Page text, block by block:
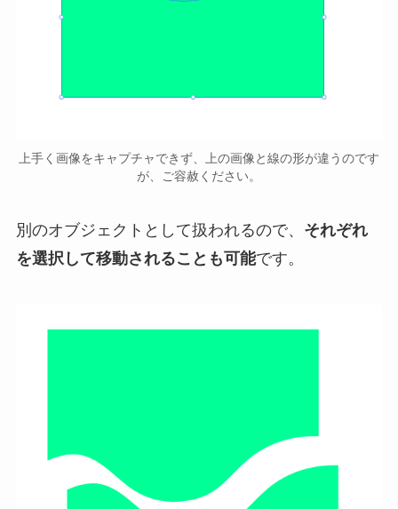
上手く画像をキャプチャできず、上の画像と線の形が違うのです
が、ご容赦ください。
別のオブジェクトとして扱われるので、 それぞれ
を選択して移動されることも可能です。